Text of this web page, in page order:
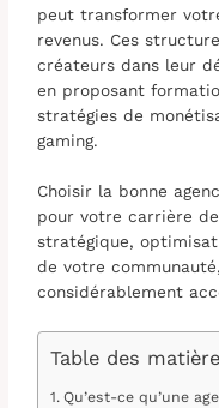
peut transformer
revenus. Ces
créateurs dans leur
en proposant
stratégies de
gaming.
Choisir la bonne
pour votre carrière
stratégique,
de votre
considérablement
Table des
Qu’est-ce qu’une